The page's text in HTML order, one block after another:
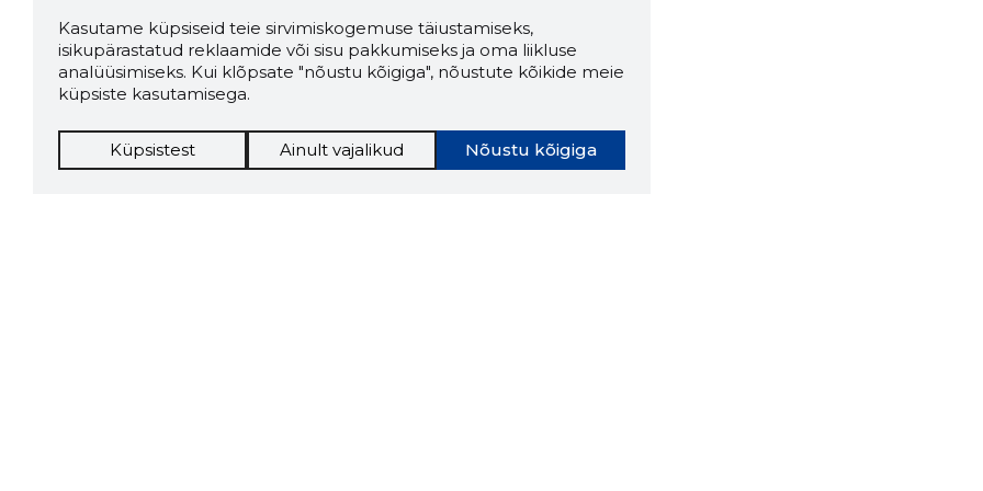
Kasutame küpsiseid teie sirvimiskogemuse täiustamiseks,
isikupärastatud reklaamide või sisu pakkumiseks ja oma liikluse
analüüsimiseks. Kui klõpsate "nõustu kõigiga", nõustute kõikide meie
küpsiste kasutamisega.
Nõustu kõigiga
Küpsistest Ainult vajalikud